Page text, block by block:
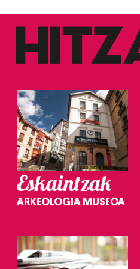
Eskaintzak
ARKEOLOGIA MUSEOA